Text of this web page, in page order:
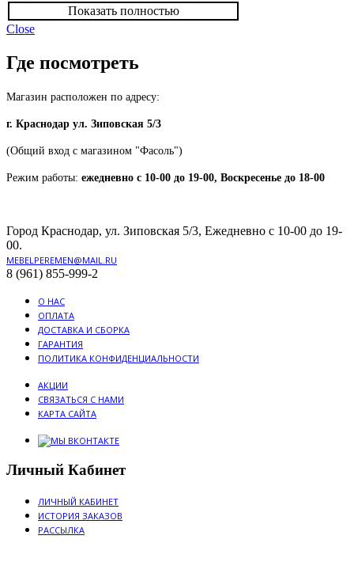
Показать полностью
Close
Где посмотреть
Магазин расположен по адресу:
г. Краснодар ул. Зиповская 5/3
(Общий вход с магазином "Фасоль")
Режим работы: ежедневно с 10-00 до 19-00, Воскресенье до 18-00
Город Краснодар, ул. Зиповская 5/3, Ежедневно с 10-00 до 19-
00.
MEBELPEREMEN@MAIL.RU
8 (961) 855-999-2
О НАС
ОПЛАТА
ДОСТАВКА И СБОРКА
ГАРАНТИЯ
ПОЛИТИКА КОНФИДЕНЦИАЛЬНОСТИ
АКЦИИ
СВЯЗАТЬСЯ С НАМИ
КАРТА САЙТА
Личный Кабинет
ЛИЧНЫЙ КАБИНЕТ
ИСТОРИЯ ЗАКАЗОВ
РАССЫЛКА